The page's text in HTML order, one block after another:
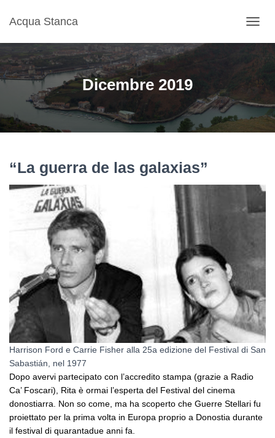
Acqua Stanca
Dicembre 2019
“La guerra de las galaxias”
Harrison Ford e Carrie Fisher alla 25a edizione del Festival di San
Sabastián, nel 1977
Dopo avervi partecipato con l’accredito stampa (grazie a Radio
Ca’ Foscari), Rita è ormai l’esperta del Festival del cinema
donostiarra. Non so come, ma ha scoperto che Guerre Stellari fu
proiettato per la prima volta in Europa proprio a Donostia durante
il festival di quarantadue anni fa.